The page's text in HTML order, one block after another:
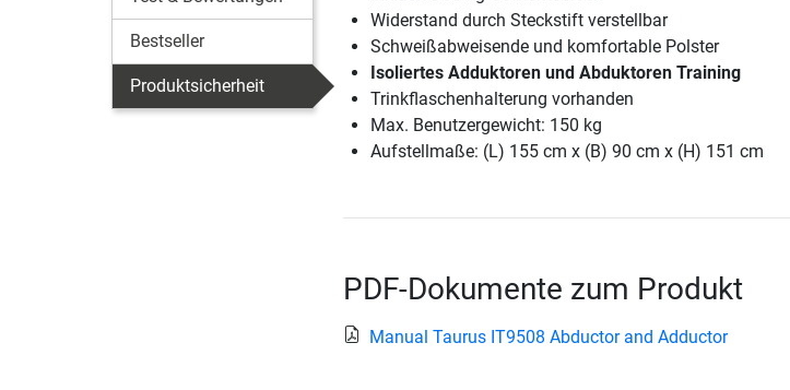
Bestseller
Produktsicherheit
Widerstand durch Steckstift verstellbar
Schweißabweisende und komfortable Polster
Isoliertes Adduktoren und Abduktoren Training
Trinkflaschenhalterung vorhanden
Max. Benutzergewicht: 150 kg
Aufstellmaße: (L) 155 cm x (B) 90 cm x (H) 151 cm
PDF-Dokumente zum Produkt
Manual Taurus IT9508 Abductor and Adductor